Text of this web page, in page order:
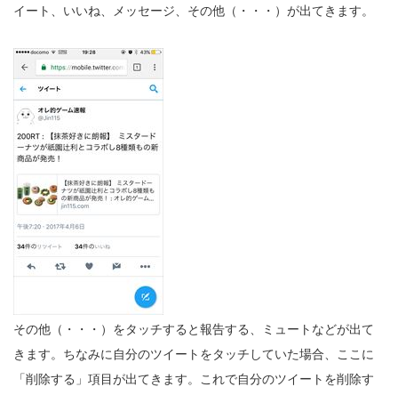
イート、いいね、メッセージ、その他（・・・）が出てきます。
その他（・・・）をタッチすると報告する、ミュートなどが出て
きます。ちなみに自分のツイートをタッチしていた場合、ここに
「削除する」項目が出てきます。これで自分のツイートを削除す